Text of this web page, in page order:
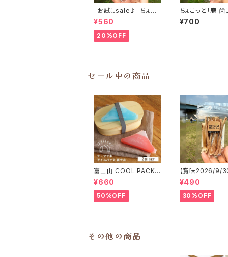
［お試しsale♪］ちょこ
っと「鹿肉ジャーキー」
ジビエ鹿 おやつ
¥560
20%OFF
ちょこっと「鹿
プラス」ジビエ
¥700
セール中の商品
富士山 COOL PACK
保冷剤 2個セット ひん
やり雑貨 アイスパックla
flaner ラフラネ
¥660
50%OFF
【賞味2026/9/
こっと「鹿アキレ
エ鹿 おやつ
¥490
30%OFF
その他の商品